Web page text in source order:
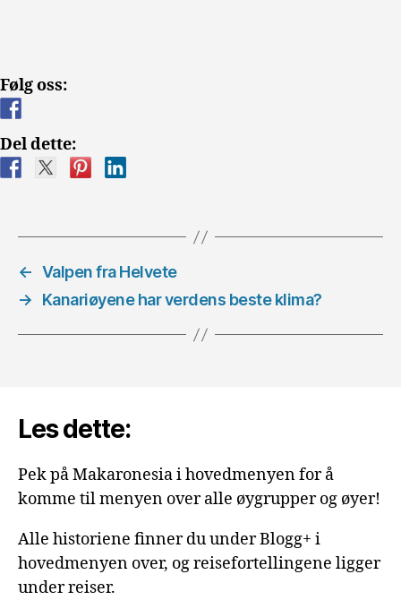
Følg oss:
Del dette:
← Valpen fra Helvete
→
Kanariøyene har verdens beste klima?
Les dette:
Pek på Makaronesia i hovedmenyen for å
komme til menyen over alle øygrupper og øyer!
Alle historiene finner du under Blogg+ i
hovedmenyen over, og reisefortellingene ligger
under reiser.